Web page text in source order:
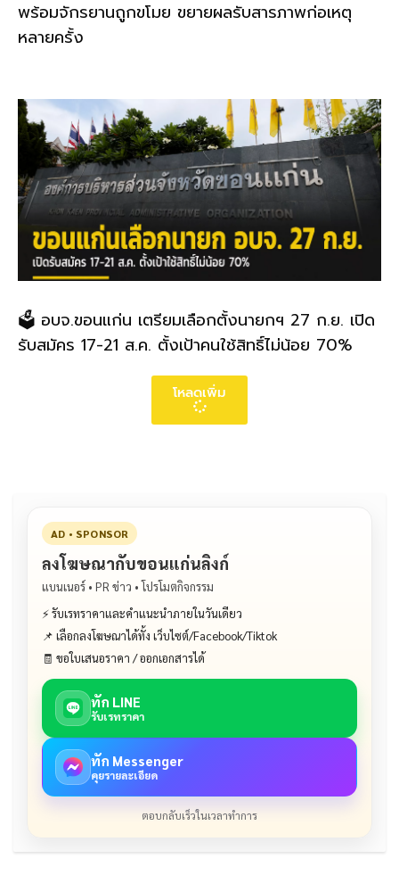
พร้อมจักรยานถูกขโมย ขยายผลรับสารภาพก่อเหตุ
หลายครั้ง
🗳️ อบจ.ขอนแก่น เตรียมเลือกตั้งนายกฯ 27 ก.ย. เปิด
รับสมัคร 17-21 ส.ค. ตั้งเป้าคนใช้สิทธิ์ไม่น้อย 70%
โหลดเพิ่ม
AD • SPONSOR
ลงโฆษณากับขอนแก่นลิงก์
แบนเนอร์ • PR ข่าว • โปรโมตกิจกรรม
⚡ รับเรทราคาและคำแนะนำภายในวันเดียว
📌 เลือกลงโฆษณาได้ทั้ง เว็บไซต์/Facebook/Tiktok
🧾 ขอใบเสนอราคา / ออกเอกสารได้
ทัก LINE
รับเรทราคา
ทัก Messenger
คุยรายละเอียด
ตอบกลับเร็วในเวลาทำการ